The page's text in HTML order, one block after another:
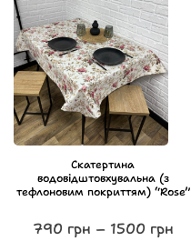
Скатертина
водовідштовхувальна (з
тефлоновим покриттям) “Rose”
790 грн – 1500 грн